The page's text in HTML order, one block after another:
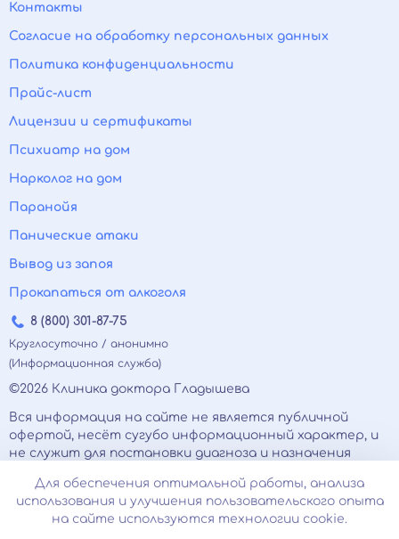
Контакты
Согласие на обработку персональных данных
Политика конфиденциальности
Прайс-лист
Лицензии и сертификаты
Психиатр на дом
Нарколог на дом
Паранойя
Панические атаки
Вывод из запоя
Прокапаться от алкоголя
8 (800) 301-87-75
Круглосуточно / анонимно
(Информационная служба)
©2026 Клиника доктора Гладышева
Вся информация на сайте не является публичной
офертой, несёт сугубо информационный характер, и
не служит для постановки диагноза и назначения
Есть противопоказания, необходимо
проконсультироваться с врачом. Консультационные
услуги, оказываемые по телефону, мессенджерам и в
Для обеспечения оптимальной работы, анализа
использования и улучшения пользовательского опыта
на сайте используются технологии cookie.